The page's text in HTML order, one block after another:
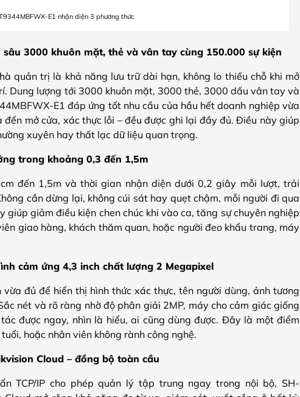
E1 nhận diện 3 phương thức
3000 khuôn mặt, thẻ và vân tay cùng 150.000 sự kiện
quản trị là khả năng lưu trữ dài hạn, không lo thiếu chỗ khi mở
Dung lượng tới 3000 khuôn mặt, 3000 thẻ, 3000 dấu vân tay và
E1 đáp ứng tốt nhu cầu của hầu hết doanh nghiệp vừa
mở cửa, xác thực lỗi – đều được ghi lại đầy đủ. Điều này giúp
xuyên hay thất lạc dữ liệu quan trọng.
trong khoảng 0,3 đến 1,5m
đến 1,5m và thời gian nhận diện dưới 0,2 giây mỗi lượt, trải
cần dừng lại, không cúi sát hay quẹt chậm, mỗi người đi qua
giúp giảm điều kiện chen chúc khi vào ca, tăng sự chuyên nghiệp
giao hàng, khách thăm quan, hoặc người đeo khẩu trang, máy
cảm ứng 4,3 inch chất lượng 2 Megapixel
đủ để hiển thị hình thức xác thực, tên người dùng, ảnh tương
nét và rõ ràng nhờ độ phân giải 2MP, máy cho cảm giác giống
được ngay, nhìn là hiểu, ai cũng dùng được. Đây là một điểm
hoặc nhân viên không rành công nghệ.
Cloud – đồng bộ toàn cầu
TCP/IP cho phép quản lý tập trung ngay trong nội bộ, SH-